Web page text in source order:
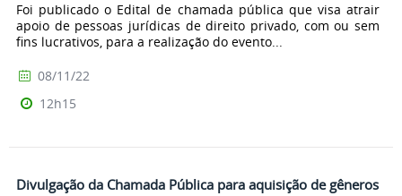
Foi publicado o Edital de chamada pública que visa atrair
apoio de pessoas jurídicas de direito privado, com ou sem
fins lucrativos, para a realização do evento...
08/11/22
12h15
Divulgação da Chamada Pública para aquisição de gêneros